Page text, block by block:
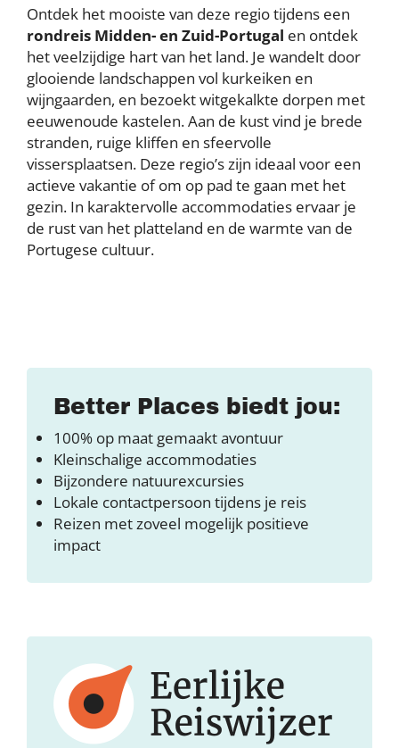
Ontdek het mooiste van deze regio tijdens een
rondreis Midden- en Zuid-Portugal en ontdek
het veelzijdige hart van het land. Je wandelt door
glooiende landschappen vol kurkeiken en
wijngaarden, en bezoekt witgekalkte dorpen met
eeuwenoude kastelen. Aan de kust vind je brede
stranden, ruige kliffen en sfeervolle
vissersplaatsen. Deze regio’s zijn ideaal voor een
actieve vakantie of om op pad te gaan met het
gezin. In karaktervolle accommodaties ervaar je
de rust van het platteland en de warmte van de
Portugese cultuur.
Better Places biedt jou:
100% op maat gemaakt avontuur
Kleinschalige accommodaties
Bijzondere natuurexcursies
Lokale contactpersoon tijdens je reis
Reizen met zoveel mogelijk positieve
impact